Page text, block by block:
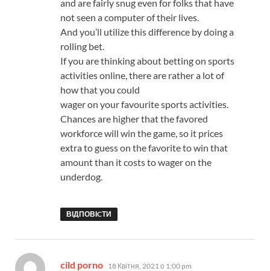
and are fairly snug even for folks that have
not seen a computer of their lives.
And you’ll utilize this difference by doing a
rolling bet.
If you are thinking about betting on sports
activities online, there are rather a lot of
how that you could
wager on your favourite sports activities.
Chances are higher that the favored
workforce will win the game, so it prices
extra to guess on the favorite to win that
amount than it costs to wager on the
underdog.
ВІДПОВІCТИ
cild porno 18 Квітня, 2021 о 1:00 pm